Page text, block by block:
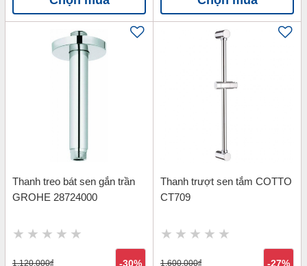
Thanh treo bát sen gắn trần
GROHE 28724000
1,120,000đ -30%
Thanh trượt sen tắm COTTO
CT709
1,600,000đ -27%